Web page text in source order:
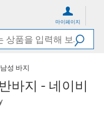
마이페이지
남성 바지
바지 - 네이비